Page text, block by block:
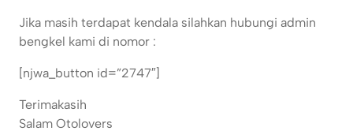
Jika masih terdapat kendala silahkan hubungi admin
bengkel kami di nomor :
[njwa_button id=”2747″]
Terimakasih
Salam Otolovers